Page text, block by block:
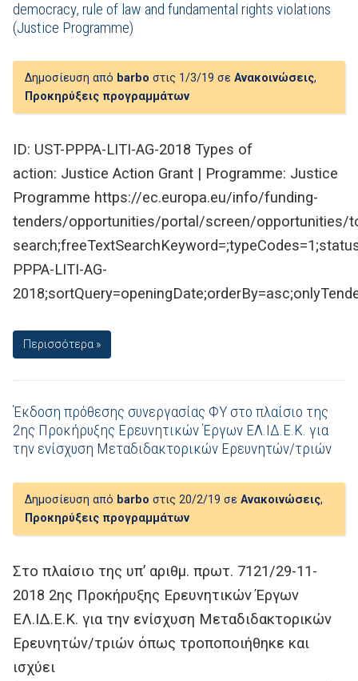
democracy, rule of law and fundamental rights violations
(Justice Programme)
Δημοσίευση από barbo στις 1/3/19 σε Ανακοινώσεις,
Προκηρύξεις προγραμμάτων
ID: UST-PPPA-LITI-AG-2018 Types of
action: Justice Action Grant | Programme: Justice
Programme https://ec.europa.eu/info/funding-
tenders/opportunities/portal/screen/opportunities/
PPPA-LITI-AG-
Περισσότερα »
Έκδοση πρόθεσης συνεργασίας ΦΥ στο πλαίσιο της
2ης Προκήρυξης Ερευνητικών Έργων ΕΛ.ΙΔ.Ε.Κ. για
την ενίσχυση Μεταδιδακτορικών Ερευνητών/τριών
Δημοσίευση από barbo στις 20/2/19 σε Ανακοινώσεις,
Προκηρύξεις προγραμμάτων
Στο πλαίσιο της υπ’ αριθμ. πρωτ. 7121/29-11-
2018 2ης Προκήρυξης Ερευνητικών Έργων
ΕΛ.ΙΔ.Ε.Κ. για την ενίσχυση Μεταδιδακτορικών
Ερευνητών/τριών όπως τροποποιήθηκε και
ισχύει